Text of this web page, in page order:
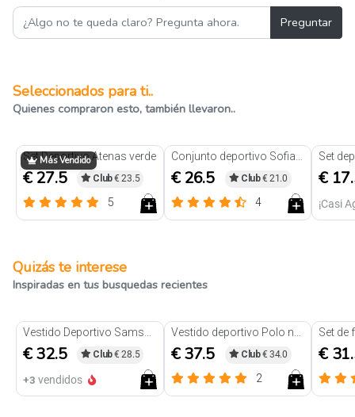
Preguntar
Seleccionados para ti..
Quienes compraron esto, también llevaron..
Más Vendido
Set Deportivo Atenas verde
€ 27.5 Club€ 23.5
5
€ 26.5 Club€ 21.0
4
€
¡Casi
Quizás te interese
Inspiradas en tus busquedas recientes
€ 32.5 Club€ 28.5
+3 vendidos
€ 37.5 Club€ 34.0
2
€